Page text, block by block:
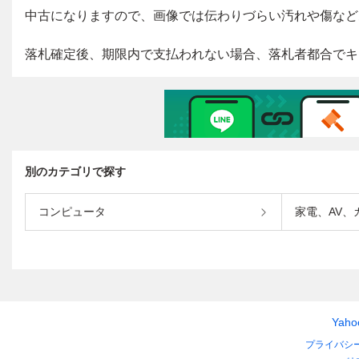
別のカテゴリで探す
コンピュータ 家電、AV、
プライバシ